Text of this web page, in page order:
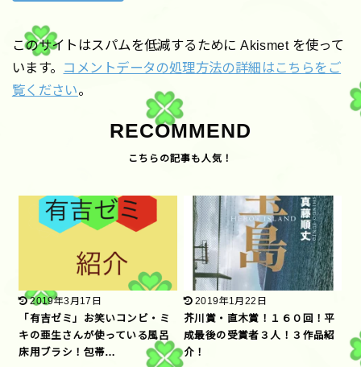
このサイトはスパムを低減するために Akismet を使って
います。 コメントデータの処理方法の詳細はこちらをご
覧ください。
RECOMMEND
2019年3月17日
「有吉ゼミ」お笑いコンビ・ミ
キの亜生さんが使っている風呂
床用ブラシ！包帯…
2019年1月22日
芥川賞・直木賞！１６０回！平
成最後の受賞者３人！３作品紹
介！